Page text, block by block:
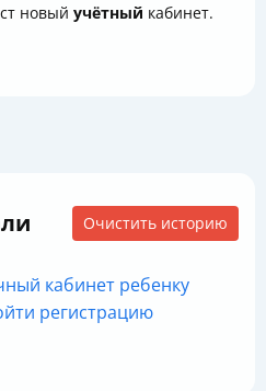
новый учётный кабинет.
Очистить историю
кабинет ребенку
регистрацию